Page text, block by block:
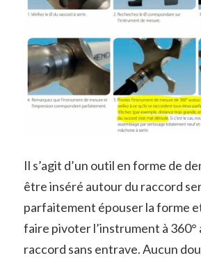
Il s’agit d’un outil en forme de
être inséré autour du raccord
parfaitement épouser la forme
faire pivoter l’instrument à 360°
raccord sans entrave. Aucun